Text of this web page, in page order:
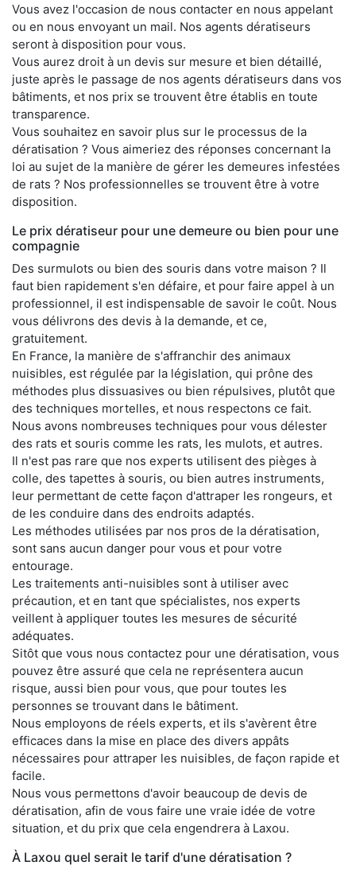
Vous avez l'occasion de nous contacter en nous appelant
ou en nous envoyant un mail. Nos agents dératiseurs
seront à disposition pour vous.
Vous aurez droit à un devis sur mesure et bien détaillé,
juste après le passage de nos agents dératiseurs dans vos
bâtiments, et nos prix se trouvent être établis en toute
transparence.
Vous souhaitez en savoir plus sur le processus de la
dératisation ? Vous aimeriez des réponses concernant la
loi au sujet de la manière de gérer les demeures infestées
de rats ? Nos professionnelles se trouvent être à votre
disposition.
Le prix dératiseur pour une demeure ou bien pour une
compagnie
Des surmulots ou bien des souris dans votre maison ? Il
faut bien rapidement s'en défaire, et pour faire appel à un
professionnel, il est indispensable de savoir le coût. Nous
vous délivrons des devis à la demande, et ce,
gratuitement.
En France, la manière de s'affranchir des animaux
nuisibles, est régulée par la législation, qui prône des
méthodes plus dissuasives ou bien répulsives, plutôt que
des techniques mortelles, et nous respectons ce fait.
Nous avons nombreuses techniques pour vous délester
des rats et souris comme les rats, les mulots, et autres.
Il n'est pas rare que nos experts utilisent des pièges à
colle, des tapettes à souris, ou bien autres instruments,
leur permettant de cette façon d'attraper les rongeurs, et
de les conduire dans des endroits adaptés.
Les méthodes utilisées par nos pros de la dératisation,
sont sans aucun danger pour vous et pour votre
entourage.
Les traitements anti-nuisibles sont à utiliser avec
précaution, et en tant que spécialistes, nos experts
veillent à appliquer toutes les mesures de sécurité
adéquates.
Sitôt que vous nous contactez pour une dératisation, vous
pouvez être assuré que cela ne représentera aucun
risque, aussi bien pour vous, que pour toutes les
personnes se trouvant dans le bâtiment.
Nous employons de réels experts, et ils s'avèrent être
efficaces dans la mise en place des divers appâts
nécessaires pour attraper les nuisibles, de façon rapide et
facile.
Nous vous permettons d'avoir beaucoup de devis de
dératisation, afin de vous faire une vraie idée de votre
situation, et du prix que cela engendrera à Laxou.
À Laxou quel serait le tarif d'une dératisation ?